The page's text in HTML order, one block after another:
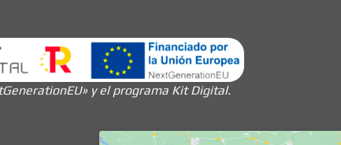
y el programa Kit Digital.